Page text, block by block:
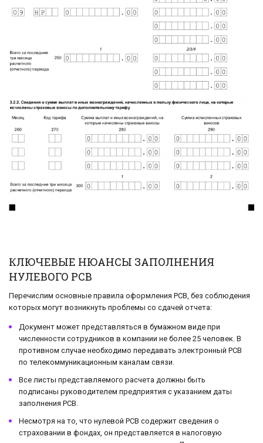
КЛЮЧЕВЫЕ НЮАНСЫ ЗАПОЛНЕНИЯ
НУЛЕВОГО РСВ
Перечислим основные правила оформления РСВ, без соблюдения
которых могут возникнуть проблемы со сдачей отчета:
Документ может представляться в бумажном виде при
численности сотрудников в компании не более 25 человек. В
противном случае необходимо передавать электронный РСВ
по телекоммуникационным каналам связи.
Все листы представляемого расчета должны быть
подписаны руководителем предприятия с указанием даты
заполнения РСВ.
Несмотря на то, что нулевой РСВ содержит сведения о
страховании в фондах, он представляется в налоговую